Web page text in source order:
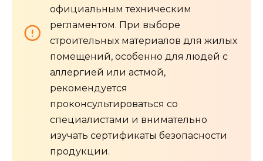
официальным техническим
регламентом. При выборе
строительных материалов для жилых
помещений, особенно для людей с
аллергией или астмой,
рекомендуется
проконсультироваться со
специалистами и внимательно
изучать сертификаты безопасности
продукции.